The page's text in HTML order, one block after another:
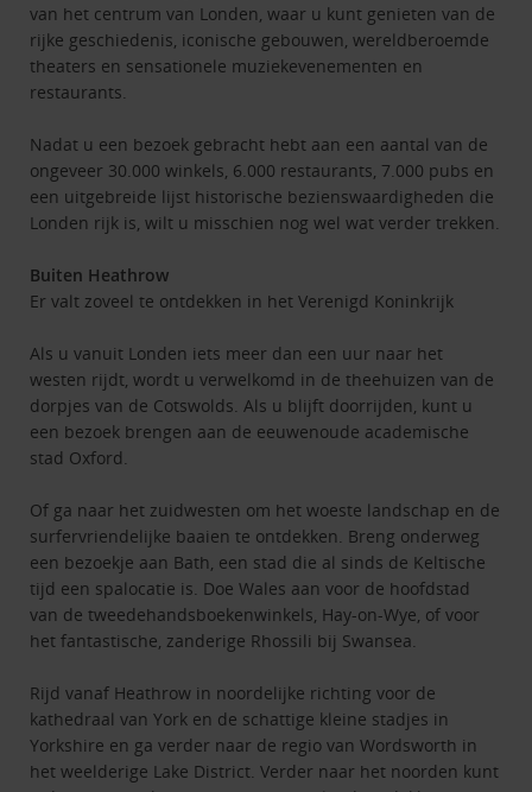
van het centrum van Londen, waar u kunt genieten van de
rijke geschiedenis, iconische gebouwen, wereldberoemde
theaters en sensationele muziekevenementen en
restaurants.
Nadat u een bezoek gebracht hebt aan een aantal van de
ongeveer 30.000 winkels, 6.000 restaurants, 7.000 pubs en
een uitgebreide lijst historische bezienswaardigheden die
Londen rijk is, wilt u misschien nog wel wat verder trekken.
Buiten Heathrow
Er valt zoveel te ontdekken in het Verenigd Koninkrijk
Als u vanuit Londen iets meer dan een uur naar het
westen rijdt, wordt u verwelkomd in de theehuizen van de
dorpjes van de Cotswolds. Als u blijft doorrijden, kunt u
een bezoek brengen aan de eeuwenoude academische
stad Oxford.
Of ga naar het zuidwesten om het woeste landschap en de
surfervriendelijke baaien te ontdekken. Breng onderweg
een bezoekje aan Bath, een stad die al sinds de Keltische
tijd een spalocatie is. Doe Wales aan voor de hoofdstad
van de tweedehandsboekenwinkels, Hay-on-Wye, of voor
het fantastische, zanderige Rhossili bij Swansea.
Rijd vanaf Heathrow in noordelijke richting voor de
kathedraal van York en de schattige kleine stadjes in
Yorkshire en ga verder naar de regio van Wordsworth in
het weelderige Lake District. Verder naar het noorden kunt